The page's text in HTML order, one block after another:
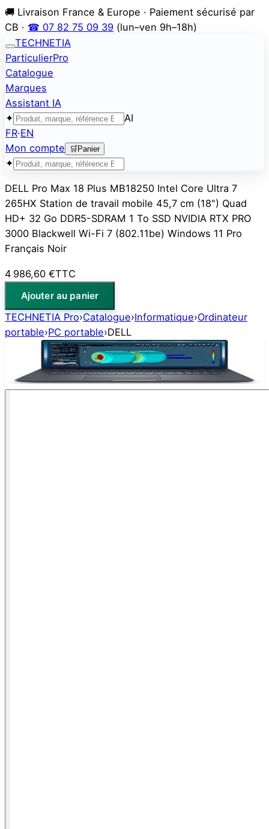
🚚 Livraison France & Europe · Paiement sécurisé par
CB · ☎ 07 82 75 09 39 (lun–ven 9h–18h)
TECHNETIA
ParticulierPro
Catalogue
Marques
Assistant IA
✦
AI
FR·EN
Mon compte
🛒 Panier
✦
DELL Pro Max 18 Plus MB18250 Intel Core Ultra 7
265HX Station de travail mobile 45,7 cm (18") Quad
HD+ 32 Go DDR5-SDRAM 1 To SSD NVIDIA RTX PRO
3000 Blackwell Wi-Fi 7 (802.11be) Windows 11 Pro
Français Noir
4 986,60 €TTC
Ajouter au panier
TECHNETIA Pro›Catalogue›Informatique›Ordinateur
portable›PC portable›DELL